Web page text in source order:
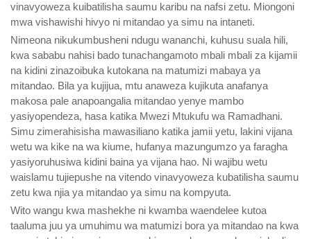
vinavyoweza kuibatilisha saumu karibu na nafsi zetu. Miongoni
mwa vishawishi hivyo ni mitandao ya simu na intaneti.
Nimeona nikukumbusheni ndugu wananchi, kuhusu suala hili,
kwa sababu nahisi bado tunachangamoto mbali mbali za kijamii
na kidini zinazoibuka kutokana na matumizi mabaya ya
mitandao. Bila ya kujijua, mtu anaweza kujikuta anafanya
makosa pale anapoangalia mitandao yenye mambo
yasiyopendeza, hasa katika Mwezi Mtukufu wa Ramadhani.
Simu zimerahisisha mawasiliano katika jamii yetu, lakini vijana
wetu wa kike na wa kiume, hufanya mazungumzo ya faragha
yasiyoruhusiwa kidini baina ya vijana hao. Ni wajibu wetu
waislamu tujiepushe na vitendo vinavyoweza kubatilisha saumu
zetu kwa njia ya mitandao ya simu na kompyuta.
Wito wangu kwa mashekhe ni kwamba waendelee kutoa
taaluma juu ya umuhimu wa matumizi bora ya mitandao na kwa